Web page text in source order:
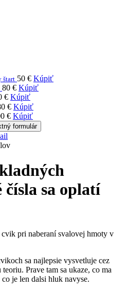
štart 50 € Kúpiť
80 € Kúpiť
€ Kúpiť
€ Kúpiť
€ Kúpiť
formulár
sa oplatí
sa najlepsie vysvetluje cez
Prave tam sa ukaze, co ma
je len dalsi hluk navyse.